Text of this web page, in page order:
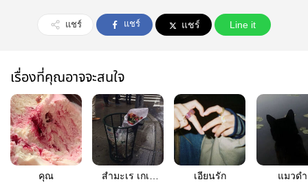
แชร์ แชร์ แชร์ Line it
เรื่องที่คุณอาจจะสนใจ
คุณ
สำมะเร เกเร
เอียนรัก แมวดำ